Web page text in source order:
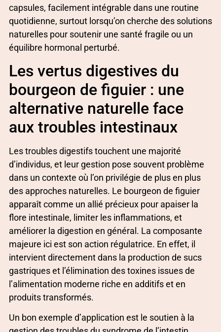
capsules, facilement intégrable dans une routine
quotidienne, surtout lorsqu’on cherche des solutions
naturelles pour soutenir une santé fragile ou un
équilibre hormonal perturbé.
Les vertus digestives du
bourgeon de figuier : une
alternative naturelle face
aux troubles intestinaux
Les troubles digestifs touchent une majorité
d’individus, et leur gestion pose souvent problème
dans un contexte où l’on privilégie de plus en plus
des approches naturelles. Le bourgeon de figuier
apparaît comme un allié précieux pour apaiser la
flore intestinale, limiter les inflammations, et
améliorer la digestion en général. La composante
majeure ici est son action régulatrice. En effet, il
intervient directement dans la production de sucs
gastriques et l’élimination des toxines issues de
l’alimentation moderne riche en additifs et en
produits transformés.
Un bon exemple d’application est le soutien à la